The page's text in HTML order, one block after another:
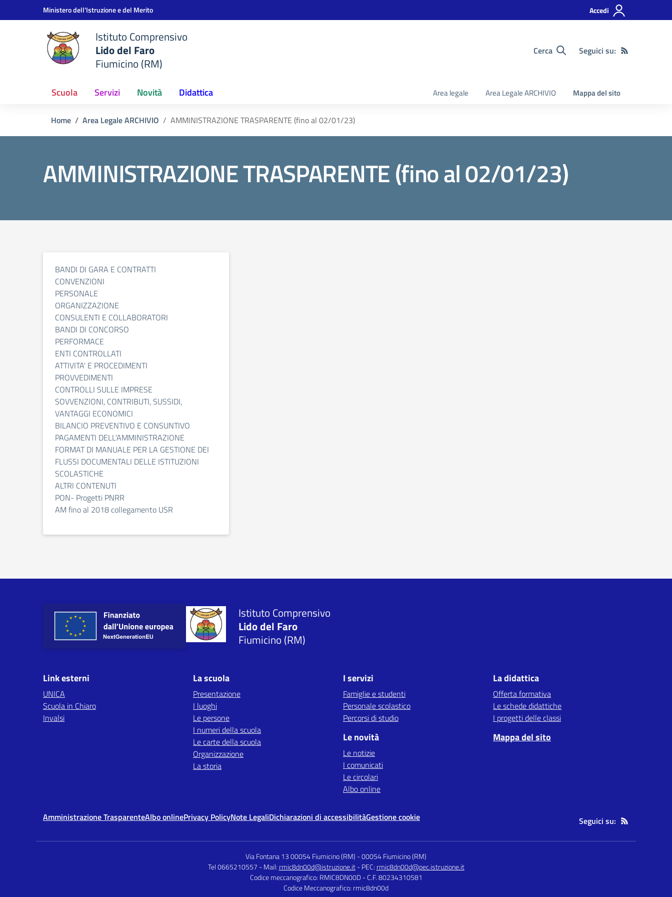
Vai ai contenuti
Vai al menu di navigazioneMinistero dell'Istruzione e del Merito Accedi
Istituto Comprensivo
Lido del Faro
Fiumicino (RM)
Cerca Seguici su:
Scuola Servizi Novità Didattica Area legale Area Legale ARCHIVIO Mappa del sito
Home Area Legale ARCHIVIO AMMINISTRAZIONE TRASPARENTE (fino al 02/01/23)
AMMINISTRAZIONE TRASPARENTE (fino al 02/01/23)
BANDI DI GARA E CONTRATTI
CONVENZIONI
PERSONALE
ORGANIZZAZIONE
CONSULENTI E COLLABORATORI
BANDI DI CONCORSO
PERFORMACE
ENTI CONTROLLATI
ATTIVITA' E PROCEDIMENTI
PROVVEDIMENTI
CONTROLLI SULLE IMPRESE
SOVVENZIONI, CONTRIBUTI, SUSSIDI,
VANTAGGI ECONOMICI
BILANCIO PREVENTIVO E CONSUNTIVO
PAGAMENTI DELL'AMMINISTRAZIONE
FORMAT DI MANUALE PER LA GESTIONE DEI
FLUSSI DOCUMENTALI DELLE ISTITUZIONI
SCOLASTICHE
ALTRI CONTENUTI
PON- Progetti PNRR
AM fino al 2018 collegamento USR
Istituto Comprensivo
Lido del Faro
Fiumicino (RM)
Link esterni
UNICA
Scuola in Chiaro
Invalsi
La scuola
Presentazione
I luoghi
Le persone
I numeri della scuola
Le carte della scuola
Organizzazione
La storia
I servizi
Famiglie e studenti
Personale scolastico
Percorsi di studio
Le novità
Le notizie
I comunicati
Le circolari
Albo online
La didattica
Offerta formativa
Le schede didattiche
I progetti delle classi
Mappa del sito
Amministrazione TrasparenteAlbo onlinePrivacy PolicyNote LegaliDichiarazioni di accessibilitàGestione cookie Seguici su:
Via Fontana 13 00054 Fiumicino (RM) -00054 Fiumicino (RM)
Tel 0665210557 - Mail: rmic8dn00d@istruzione.it - PEC: rmic8dn00d@pec.istruzione.it
Codice meccanografico: RMIC8DN00D - C.F. 80234310581
Codice Meccanografico: rmic8dn00d